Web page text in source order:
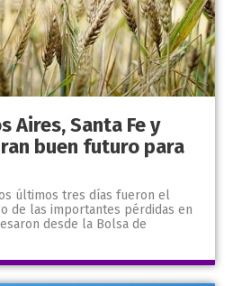
Aires, Santa Fe y
buen futuro para
últimos tres días fueron el
de las importantes pérdidas en
desde la Bolsa de